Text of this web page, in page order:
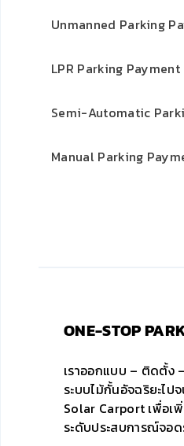
Unmanned Parking
LPR Parking Payment
Semi-Automatic
Manual Parking
ONE-STOP
เราออกแบบ – ติดตั้ง
ระบบไม้กั้นอัจฉริยะไป
Solar Carport เพื่อเ
ระดับประสบการณ์จอ